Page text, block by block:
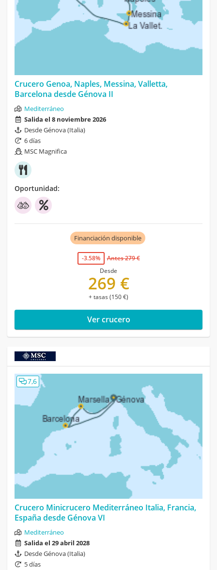
Crucero Genoa, Naples, Messina, Valletta,
Barcelona desde Génova II
Mediterráneo
Salida el 8 noviembre 2026
Desde Génova (Italia)
6 días
MSC Magnifica
Oportunidad:
Financiación disponible
-3.58%
Antes 279 €
Desde
269 €
+ tasas (150 €)
Ver crucero
7,6
Crucero Minicrucero Mediterráneo Italia, Francia,
España desde Génova VI
Mediterráneo
Salida el 29 abril 2028
Desde Génova (Italia)
5 días